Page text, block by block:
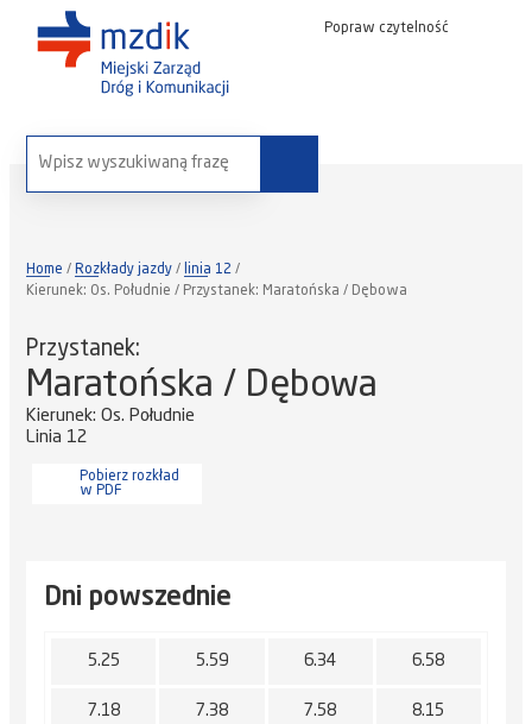
Popraw czytelność
wyszukaj na stronie:
Home Rozkłady jazdy
linia 12
Kierunek: Os. Południe / Przystanek: Maratońska / Dębowa
Przystanek:
Maratońska / Dębowa
Kierunek: Os. Południe
Linia 12
Pobierz rozkład
w PDF
Dni powszednie
5.25 5.59 6.34 6.58
7.18 7.38 7.58 8.15